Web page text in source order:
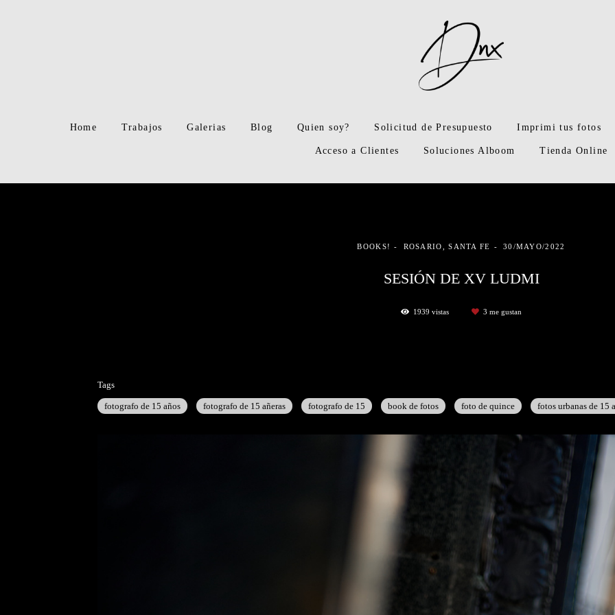
Home Trabajos Galerias Blog Quien soy? Solicitud de Presupuesto Imprimi tus fotos
Acceso a Clientes Soluciones Alboom Tienda Online
BOOKS! ROSARIO, SANTA FE 30/MAYO/2022
SESIÓN DE XV LUDMI
1939 vistas 3 me gustan
Tags
fotografo de 15 años fotografo de 15 añeras fotografo de 15 book de fotos foto de quince fotos urbanas de 15